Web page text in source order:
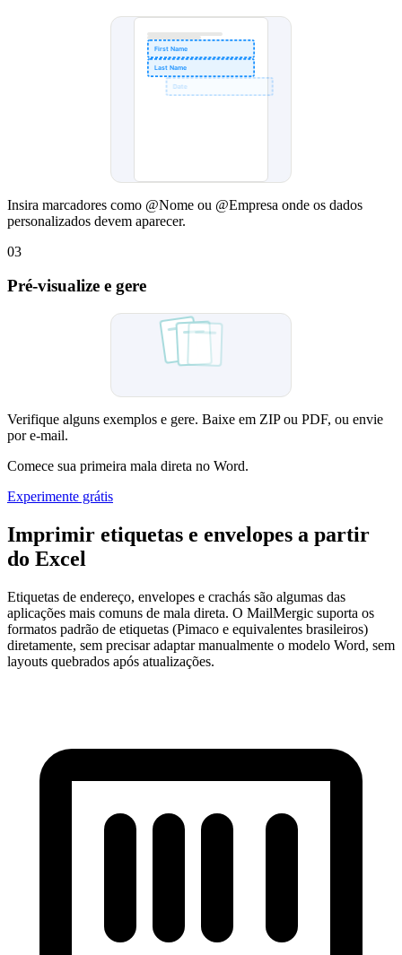
First Name
Last Name
Date
Insira marcadores como @Nome ou @Empresa onde os dados
personalizados devem aparecer.
03
Pré-visualize e gere
Verifique alguns exemplos e gere. Baixe em ZIP ou PDF, ou envie
por e-mail.
Comece sua primeira mala direta no Word.
Experimente grátis
Imprimir etiquetas e envelopes a partir
do Excel
Etiquetas de endereço, envelopes e crachás são algumas das
aplicações mais comuns de mala direta. O MailMergic suporta os
formatos padrão de etiquetas (Pimaco e equivalentes brasileiros)
diretamente, sem precisar adaptar manualmente o modelo Word, sem
layouts quebrados após atualizações.